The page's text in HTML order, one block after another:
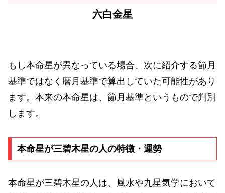
六白金星
もし本命星が異なっている場合、次に紹介する節月
基準ではなく暦月基準で算出していた可能性があり
ます。本来の本命星は、節月基準というもので判別
します。
本命星が三碧木星の人の特徴・運勢
本命星が三碧木星の人は、風水や九星気学において